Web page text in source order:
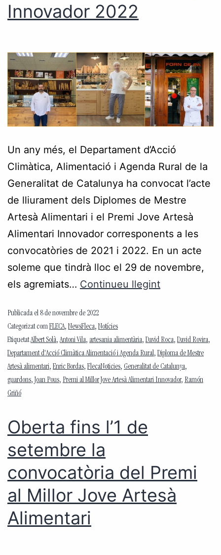
Innovador 2022
Un any més, el Departament d’Acció
Climàtica, Alimentació i Agenda Rural de la
Generalitat de Catalunya ha convocat l’acte
de lliurament dels Diplomes de Mestre
Artesà Alimentari i el Premi Jove Artesà
Alimentari Innovador corresponents a les
convocatòries de 2021 i 2022. En un acte
soleme que tindrà lloc el 29 de novembre,
els agremiats… Continueu llegint
Publicada el8 de novembre de 2022
Categorizat comFLECA, NewsFleca, Notícies
EtiquetatAlbert Solà, Antoni Vila, artesania alimentària, David Roca, David Rovira,
Departament d'Acció Climàtica Alimentació i Agenda Rural, Diploma de Mestre
Artesà alimentari, Enric Bordas, FlecaNoticies, Generalitat de Catalunya,
guardons, Joan Pous, Premi al Millor Jove Artesà Alimentari Innovador, Ramón
Griñó
Oberta fins l’1 de
setembre la
convocatòria del Premi
al Millor Jove Artesà
Alimentari